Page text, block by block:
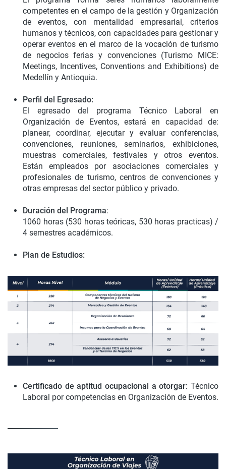
competentes en el campo de la gestión y Organización
de eventos, con mentalidad empresarial, criterios
humanos y técnicos, con capacidades para gestionar y
operar eventos en el marco de la vocación de turismo
de negocios ferias y convenciones (Turismo MICE:
Meetings, Incentives, Conventions and Exhibitions) de
Medellín y Antioquia.
Perfil del Egresado:
El egresado del programa Técnico Laboral en
Organización de Eventos, estará en capacidad de:
planear, coordinar, ejecutar y evaluar conferencias,
convenciones, reuniones, seminarios, exhibiciones,
muestras comerciales, festivales y otros eventos.
Están empleados por asociaciones comerciales y
profesionales de turismo, centros de convenciones y
otras empresas del sector público y privado.
Duración del Programa:
1060 horas (530 horas teóricas, 530 horas practicas) /
4 semestres académicos.
Plan de Estudios:
Certificado de aptitud ocupacional a otorgar: Técnico
Laboral por competencias en Organización de Eventos.